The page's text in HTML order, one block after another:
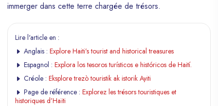
immerger dans cette terre chargée de trésors.
Lire l'article en :
Anglais : Explore Haiti’s tourist and historical treasures
Espagnol : Explora los tesoros turísticos e históricos de Haití.
Créole : Eksplore trezò touristik ak istorik Ayiti
Page de référence : Explorez les trésors touristiques et
historiques d’Haïti